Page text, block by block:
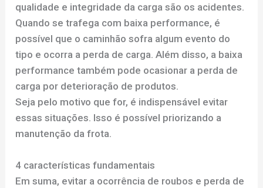
qualidade e integridade da carga são os acidentes.
Quando se trafega com baixa performance, é
possível que o caminhão sofra algum evento do
tipo e ocorra a perda de carga. Além disso, a baixa
performance também pode ocasionar a perda de
carga por deterioração de produtos.
Seja pelo motivo que for, é indispensável evitar
essas situações. Isso é possível priorizando a
manutenção da frota.
4 características fundamentais
Em suma, evitar a ocorrência de roubos e perda de